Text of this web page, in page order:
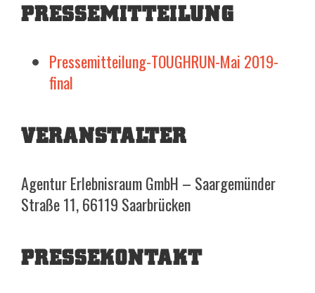
PRESSEMITTEILUNG
Pressemitteilung-TOUGHRUN-Mai 2019-
final
VERANSTALTER
Agentur Erlebnisraum GmbH – Saargemünder
Straße 11, 66119 Saarbrücken
PRESSEKONTAKT